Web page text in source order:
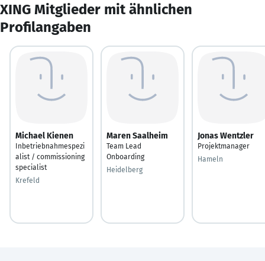
XING Mitglieder mit ähnlichen
Profilangaben
Michael Kienen
Inbetriebnahmespezi
alist / commissioning
specialist
Krefeld
Maren Saalheim
Team Lead
Onboarding
Heidelberg
Jonas Wentzler
Projektmanager
Hameln